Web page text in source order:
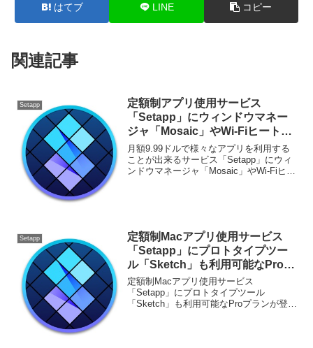
はてブ LINE コピー
関連記事
Setapp
定額制アプリ使用サービス
「Setapp」にウィンドウマネー
ジャ「Mosaic」やWi-Fiヒートマ
ップ作成アプリ「NetSpot」など
6アプリが新たに参加。
月額9.99ドルで様々なアプリを利用する
ことが出来るサービス「Setapp」にウィ
ンドウマネージャ「Mosaic」やWi-Fiヒー
Setapp
定額制Macアプリ使用サービス
「Setapp」にプロトタイプツー
ル「Sketch」も利用可能なProプ
ランが登場？
定額制Macアプリ使用サービス
「Setapp」にプロトタイプツール
「Sketch」も利用可能なProプランが登場